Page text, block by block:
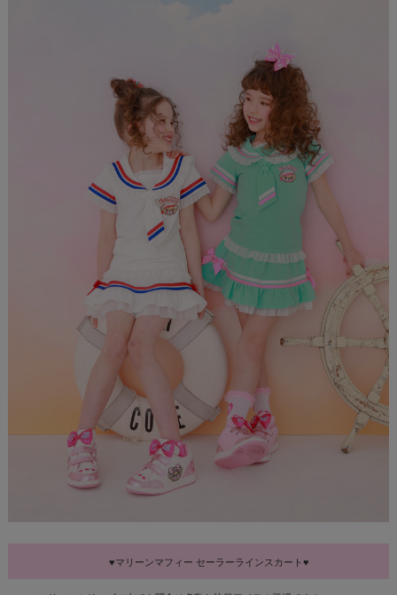
♥マリーンマフィー セーラーラインスカート♥